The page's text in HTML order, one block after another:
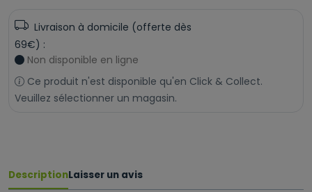
Livraison à domicile (offerte dès
69€) :
Non disponible en ligne
Ce produit n'est disponible qu'en Click & Collect.
Veuillez sélectionner un magasin.
DescriptionLaisser un avis